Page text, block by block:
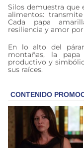
Silos demuestra
alimentos:
Cada papa
resiliencia y amor
En lo alto del
montañas, la
productivo y
sus raíces.